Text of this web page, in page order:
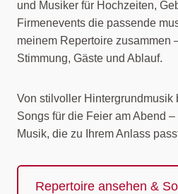
und Musiker für Hochzeiten,
Firmenevents die passende
meinem Repertoire zusammen
Stimmung, Gäste und Ablauf.
Von stilvoller Hintergrundmusik
Songs für die Feier am Abend
Musik, die zu Ihrem Anlass
Repertoire ansehen &